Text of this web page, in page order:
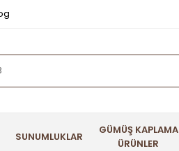
SUNUMLUKLAR
GÜMÜŞ KAPLAMA
ÜRÜNLER